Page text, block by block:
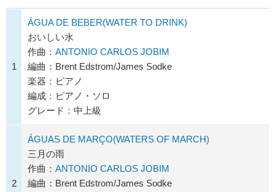
1
ÁGUA DE BEBER(WATER TO DRINK)
おいしい水
作曲： ANTONIO CARLOS JOBIM
編曲：Brent Edstrom/James Sodke
楽器：ピアノ
編成：ピアノ・ソロ
グレード：中上級
2
ÁGUAS DE MARÇO(WATERS OF MARCH)
三月の雨
作曲： ANTONIO CARLOS JOBIM
編曲：Brent Edstrom/James Sodke